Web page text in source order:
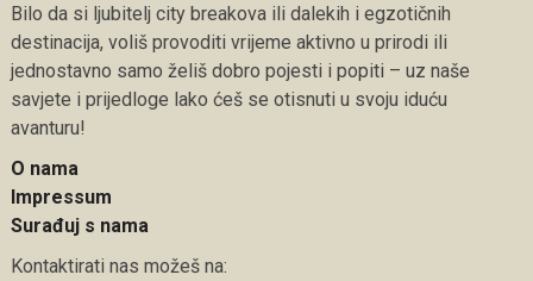
Bilo da si ljubitelj city breakova ili dalekih i egzotičnih
destinacija, voliš provoditi vrijeme aktivno u prirodi ili
jednostavno samo želiš dobro pojesti i popiti – uz naše
savjete i prijedloge lako ćeš se otisnuti u svoju iduću
avanturu!
O nama
Impressum
Surađuj s nama
Kontaktirati nas možeš na: